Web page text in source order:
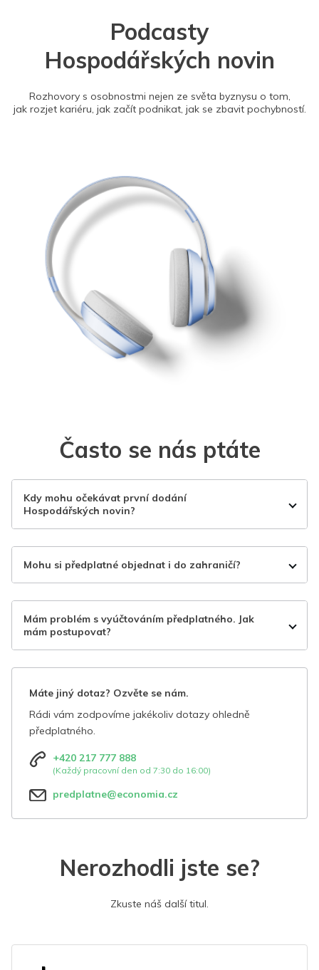
Podcasty
Hospodářských novin
Rozhovory s osobnostmi nejen ze světa byznysu o tom,
jak rozjet kariéru, jak začít podnikat, jak se zbavit pochybností.
Často se nás ptáte
Kdy mohu očekávat první dodání
Hospodářských novin?
Mohu si předplatné objednat i do zahraničí?
Mám problém s vyúčtováním předplatného. Jak
mám postupovat?
Máte jiný dotaz? Ozvěte se nám.
Rádi vám zodpovíme jakékoliv dotazy ohledně
předplatného.
+420 217 777 888
(Každý pracovní den od 7:30 do 16:00)
predplatne@economia.cz
Nerozhodli jste se?
Zkuste náš další titul.